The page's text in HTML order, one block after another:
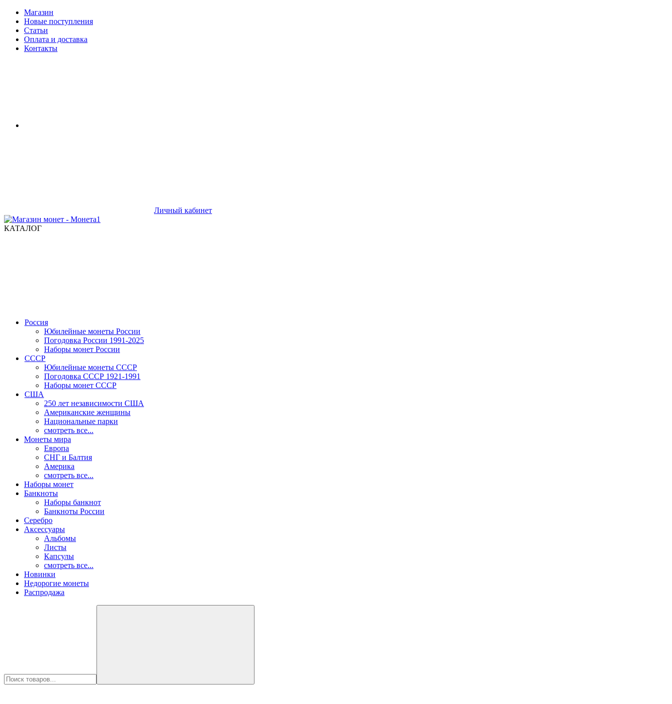
Магазин
Новые поступления
Статьи
Оплата и доставка
Контакты
Личный кабинет
КАТАЛОГ
Россия
Юбилейные монеты России
Погодовка России 1991-2025
Наборы монет России
СССР
Юбилейные монеты СССР
Погодовка СССР 1921-1991
Наборы монет СССР
США
250 лет независимости США
Американские женщины
Национальные парки
смотреть все...
Монеты мира
Европа
СНГ и Балтия
Америка
смотреть все...
Наборы монет
Банкноты
Наборы банкнот
Банкноты России
Серебро
Аксессуары
Альбомы
Листы
Капсулы
смотреть все...
Новинки
Недорогие монеты
Распродажа